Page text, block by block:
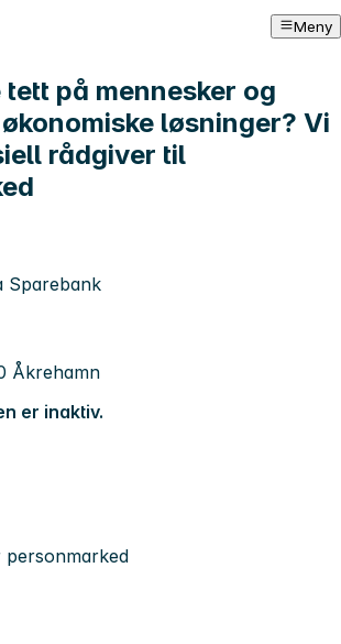
Meny
på mennesker og
løsninger? Vi
rådgiver til
Sparebank
Åkrehamn
er inaktiv.
personmarked